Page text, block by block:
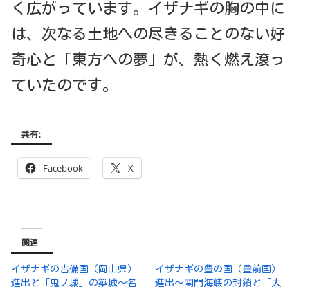
く広がっています。イザナギの胸の中に
は、次なる土地への尽きることのない好
奇心と「東方への夢」が、熱く燃え滾っ
ていたのです。
共有:
Facebook X
関連
イザナギの吉備国（岡山県）
進出と「鬼ノ城」の築城～名
イザナギの豊の国（豊前国）
進出～関門海峡の封鎖と「大